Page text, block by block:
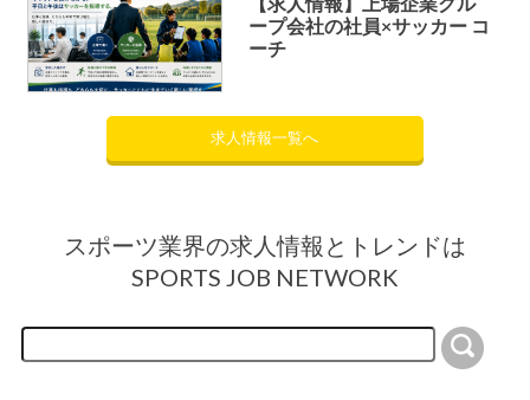
ープ会社の社員×サッカー コ
ーチ
求人情報一覧へ
スポーツ業界の求人情報とトレンドは
SPORTS JOB NETWORK